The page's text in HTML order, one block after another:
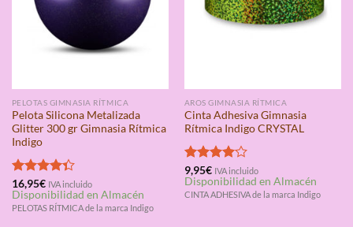
PELOTAS GIMNASIA RÍTMICA
Pelota Silicona Metalizada
Glitter 300 gr Gimnasia Rítmica
Indigo
Valorado
con4.33
de 5
16,95€ IVA incluido
Disponibilidad en Almacén
PELOTAS RÍTMICA de la marca Indigo
AROS GIMNASIA RÍTMICA
Cinta Adhesiva Gimnasia
Rítmica Indigo CRYSTAL
Valorado
con4.00
de 5
9,95€ IVA incluido
Disponibilidad en Almacén
CINTA ADHESIVA de la marca Indigo